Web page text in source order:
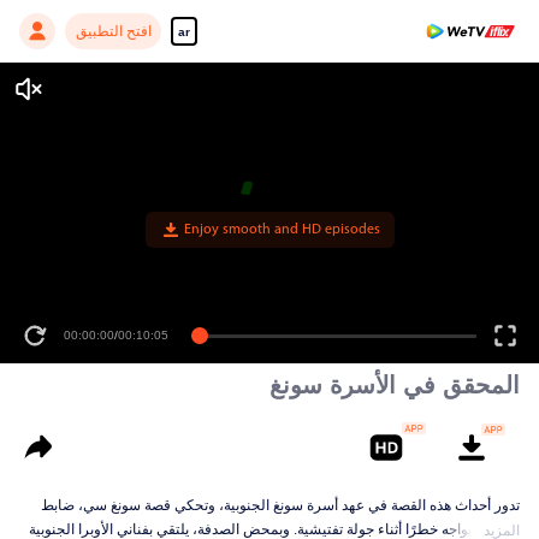
ar افتح التطبيق
Enjoy smooth and HD episodes
00:00:00/00:10:05
المحقق في الأسرة سونغ
تدور أحداث هذه القصة في عهد أسرة سونغ الجنوبية، وتحكي قصة سونغ سي، ضابط
قضائي، يواجه خطرًا أثناء جولة تفتيشية. وبمحض الصدفة، يلتقي بفناني الأوبرا الجنوبية
المزيد